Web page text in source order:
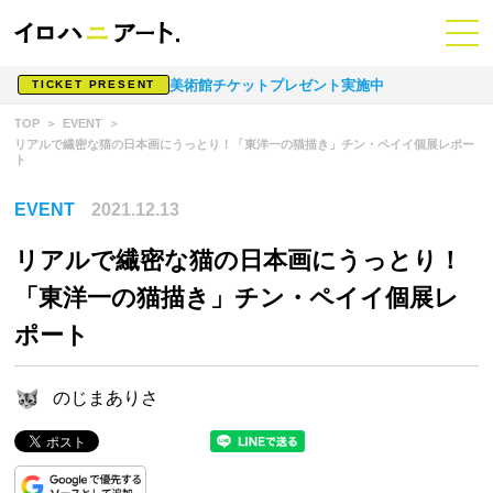
TICKET PRESENT 美術館チケットプレゼント実施中
TOP
EVENT
リアルで繊密な猫の日本画にうっとり！「東洋一の猫描き」チン・ペイイ個展レポー
ト
EVENT 2021.12.13
リアルで繊密な猫の日本画にうっとり！
「東洋一の猫描き」チン・ペイイ個展レ
ポート
のじまありさ